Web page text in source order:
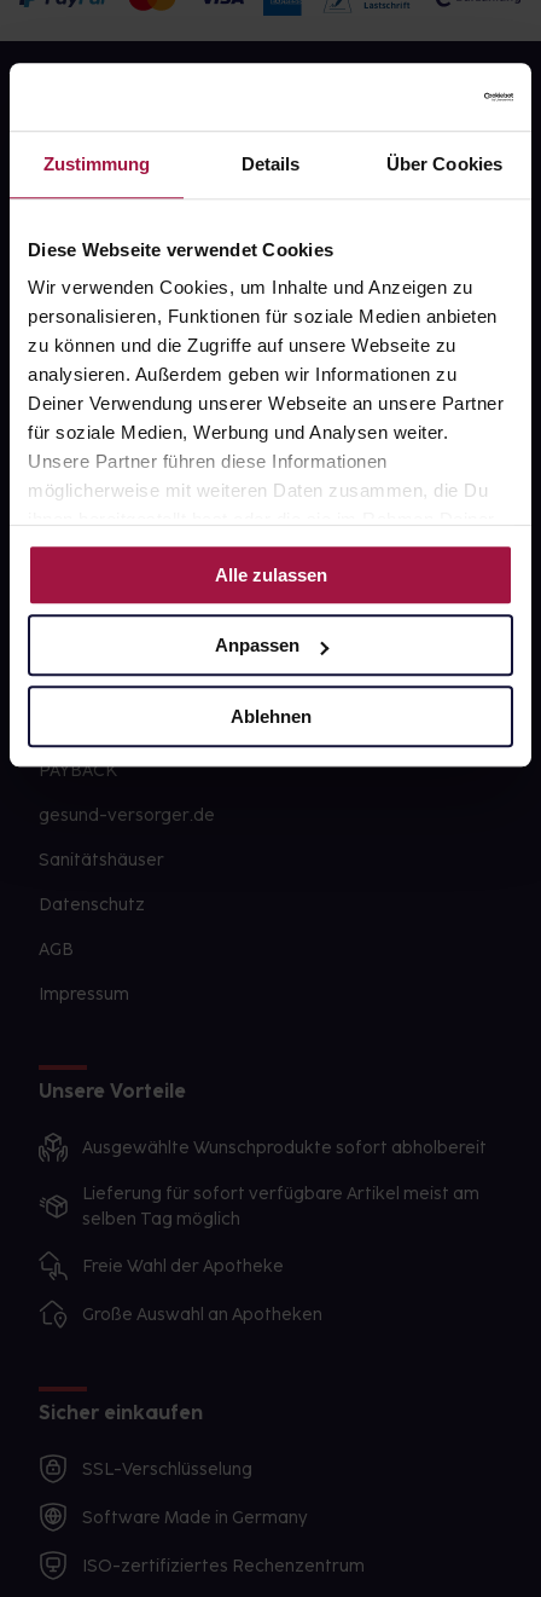
Zustimmung Details Über Cookies
Diese Webseite verwendet Cookies
Wir verwenden Cookies, um Inhalte und Anzeigen zu
personalisieren, Funktionen für soziale Medien anbieten
zu können und die Zugriffe auf unsere Webseite zu
analysieren. Außerdem geben wir Informationen zu
Deiner Verwendung unserer Webseite an unsere Partner
für soziale Medien, Werbung und Analysen weiter.
Unsere Partner führen diese Informationen
möglicherweise mit weiteren Daten zusammen, die Du
Nutzung der Dienste gesammelt haben.
Alle zulassen
Anpassen
Ablehnen
Fragen zu Deiner Bestellung?
Kontakt
FAQ
Widerrufsformular
Newsletter
Barrierefreiheitserklärung
PAYBACK
gesund-versorger.de
Sanitätshäuser
Datenschutz
AGB
Impressum
Unsere Vorteile
Ausgewählte Wunschprodukte sofort abholbereit
Lieferung für sofort verfügbare Artikel meist am
selben Tag möglich
Freie Wahl der Apotheke
Große Auswahl an Apotheken
Sicher einkaufen
SSL-Verschlüsselung
Software Made in Germany
ISO-zertifiziertes Rechenzentrum